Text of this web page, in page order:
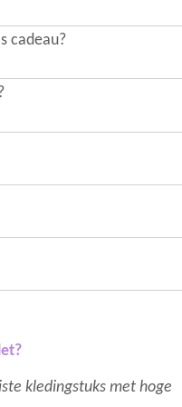
cadeau?
kledingstuks met hoge